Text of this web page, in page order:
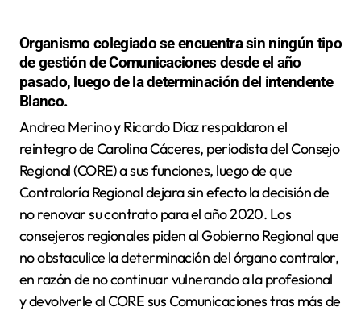
Organismo colegiado se encuentra sin ningún tipo
de gestión de Comunicaciones desde el año
pasado, luego de la determinación del intendente
Blanco.
Andrea Merino y Ricardo Díaz respaldaron el
reintegro de Carolina Cáceres, periodista del Consejo
Regional (CORE) a sus funciones, luego de que
Contraloría Regional dejara sin efecto la decisión de
no renovar su contrato para el año 2020. Los
consejeros regionales piden al Gobierno Regional que
no obstaculice la determinación del órgano contralor,
en razón de no continuar vulnerando a la profesional
y devolverle al CORE sus Comunicaciones tras más de